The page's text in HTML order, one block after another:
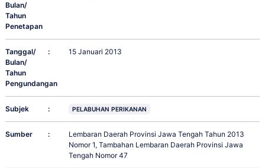
Bulan/
Tahun
Penetapan
Tanggal/
Bulan/
Tahun
Pengundangan
: 15 Januari 2013
Subjek : PELABUHAN PERIKANAN
Sumber :
Lembaran Daerah Provinsi Jawa Tengah Tahun 2013
Nomor 1, Tambahan Lembaran Daerah Provinsi Jawa
Tengah Nomor 47